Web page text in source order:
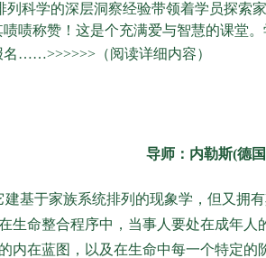
科学的深层洞察经验带领着学员探索
啧称赞！这是个充满爱与智慧的课堂
……>>>>>> （阅读详细内容）
导师：内勒斯(德
基于家族系统排列的现象学，但又拥
生命整合程序中，当事人要处在成年人
内在蓝图，以及在生命中每一个特定的